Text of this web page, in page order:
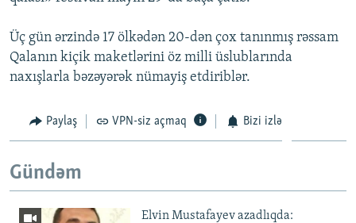
Üç gün ərzində 17 ölkədən 20-dən çox tanınmış rəssam
Qalanın kiçik maketlərini öz milli üslublarında
naxışlarla bəzəyərək nümayiş etdiriblər.
Paylaş VPN-siz açmaq Bizi izlə
Gündəm
Elvin Mustafayev azadlıqda: